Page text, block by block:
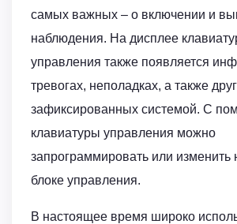
самых важных – о включении и
наблюдения. На дисплее
управления также появляется
тревогах, неполадках, а также
зафиксированных системой. С
клавиатуры управления можно
запрограммировать или изменить
блоке управления.
В настоящее время широко